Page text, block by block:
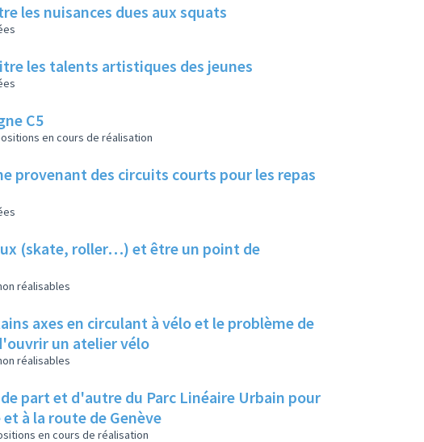
les nuisances dues aux squats
les talents artistiques des jeunes
C5
en cours de réalisation
provenant des circuits courts pour les repas
(skate, roller…) et être un point de
réalisables
axes en circulant à vélo et le problème de
un atelier vélo
réalisables
part et d'autre du Parc Linéaire Urbain pour
à la route de Genève
en cours de réalisation